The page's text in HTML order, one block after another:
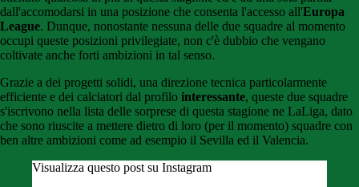
dall'accomodarsi in una posizione che consenta l'accesso all'Europa
League. Dunque, nonostante nessuna delle due squadre al momento
occupi queste posizioni privilegiate, non c'è dubbio che vengano
coltivate anche forti ambizioni in tal senso.
Grazie a dei progetti solidi, una direzione tecnica particolarmente
efficiente e dei calciatori dal profilo interessante, queste due squadre
s'iscrivono nella lista delle sorprese di questa stagione ne LaLiga, dato
che sono riuscite a mettere dietro di loro (per il momento) squadre con
ben altre ambizioni come ad esempio il Sevilla ed il Valencia.
Visualizza questo post su Instagram